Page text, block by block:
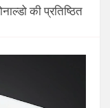
की प्रतिष्ठित